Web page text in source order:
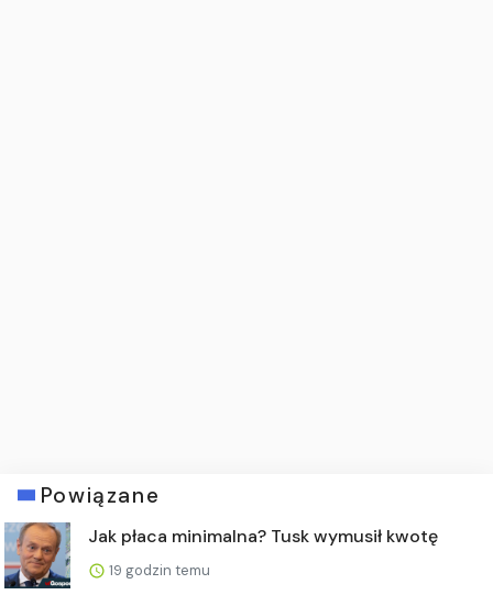
Powiązane
Jak płaca minimalna? Tusk wymusił kwotę
19 godzin temu